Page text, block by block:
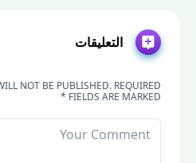
التعليقات
NOT BE PUBLISHED. REQUIRED
FIELDS ARE MARKED *